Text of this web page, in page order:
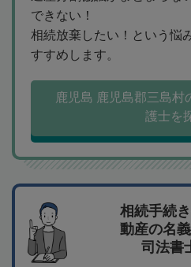
できない！
相続放棄したい！という悩
すすめします。
鹿児島 鹿児島郡三島村
護士を
相続手続
動産の名
司法書